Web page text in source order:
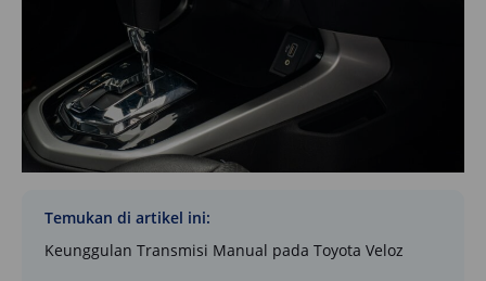
Temukan di artikel ini:
Keunggulan Transmisi Manual pada Toyota Veloz